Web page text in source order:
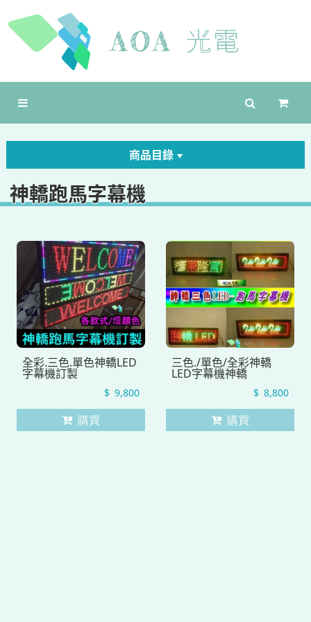
商品目錄
神轎跑馬字幕機
全彩.三色.單色神轎LED
字幕機訂製
9,800
購買
三色./單色/全彩神轎
LED字幕機神轎
8,800
購買